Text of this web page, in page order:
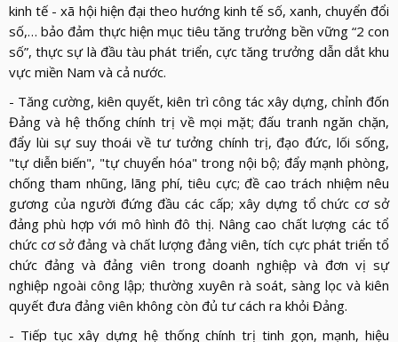
kinh tế - xã hội hiện đại theo hướng kinh tế số, xanh, chuyển đổi
số,… bảo đảm thực hiện mục tiêu tăng trưởng bền vững “2 con
số”, thực sự là đầu tàu phát triển, cực tăng trưởng dẫn dắt khu
vực miền Nam và cả nước.
- Tăng cường, kiên quyết, kiên trì công tác xây dựng, chỉnh đốn
Đảng và hệ thống chính trị về mọi mặt; đấu tranh ngăn chặn,
đẩy lùi sự suy thoái về tư tưởng chính trị, đạo đức, lối sống,
"tự diễn biến", "tự chuyển hóa" trong nội bộ; đẩy mạnh phòng,
chống tham nhũng, lãng phí, tiêu cực; đề cao trách nhiệm nêu
gương của người đứng đầu các cấp; xây dựng tổ chức cơ sở
đảng phù hợp với mô hình đô thị. Nâng cao chất lượng các tổ
chức cơ sở đảng và chất lượng đảng viên, tích cực phát triển tổ
chức đảng và đảng viên trong doanh nghiệp và đơn vị sự
nghiệp ngoài công lập; thường xuyên rà soát, sàng lọc và kiên
quyết đưa đảng viên không còn đủ tư cách ra khỏi Đảng.
- Tiếp tục xây dựng hệ thống chính trị tinh gọn, mạnh, hiệu